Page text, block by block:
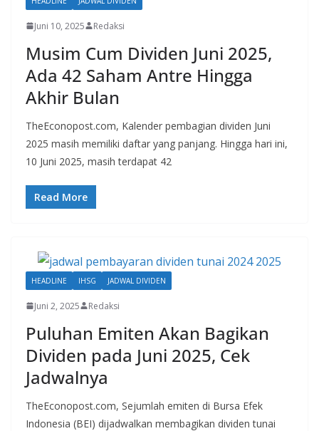
Juni 10, 2025 Redaksi
Musim Cum Dividen Juni 2025,
Ada 42 Saham Antre Hingga
Akhir Bulan
TheEconopost.com, Kalender pembagian dividen Juni
2025 masih memiliki daftar yang panjang. Hingga hari ini,
10 Juni 2025, masih terdapat 42
Read More
HEADLINE IHSG JADWAL DIVIDEN
Juni 2, 2025 Redaksi
Puluhan Emiten Akan Bagikan
Dividen pada Juni 2025, Cek
Jadwalnya
TheEconopost.com, Sejumlah emiten di Bursa Efek
Indonesia (BEI) dijadwalkan membagikan dividen tunai